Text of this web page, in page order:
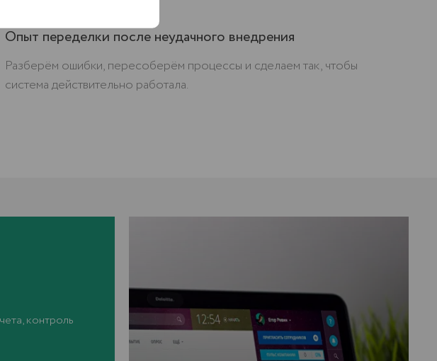
Опыт переделки после неудачного внедрения
Разберём ошибки, пересоберём процессы и сделаем так, чтобы
система действительно работала.
контроль